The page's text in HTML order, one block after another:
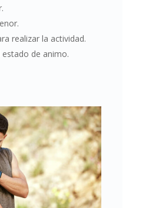
realizar la actividad.
de animo.